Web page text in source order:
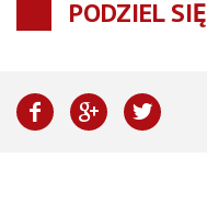
PODZIEL SIĘ